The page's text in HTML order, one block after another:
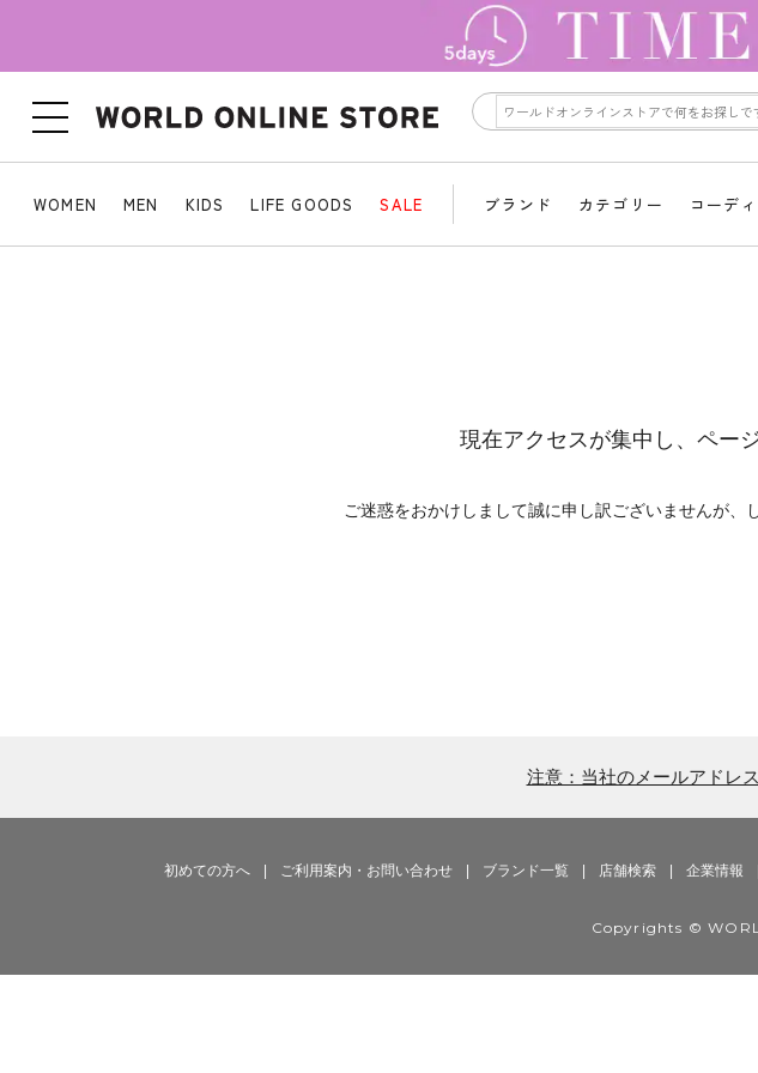
WOMEN MEN KIDS LIFE GOODS SALE ブランド カテゴリー コーデ
現在アクセスが集中し、ペー
ご迷惑をおかけしまして誠に申し訳ございませんが、
注意：当社のメールアドレ
初めての方へ ご利用案内・お問い合わせ ブランド一覧 店舗検索 企業情報
Copyrights ©